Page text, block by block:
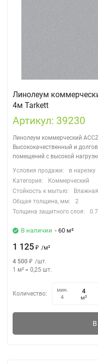
Линолеум
4м Tarkett
Артикул: 39230
Линолеум коммерческий
Высококачественный и
помещений с высокой
Условия продажи:
в нарезку
Категория:
Коммерческий
Стойкость к мытью:
Общая толщина, мм:
2
Толщина защитного слоя:
В наличии - 60 м²
1 125 ₽ /м²
4 500 ₽ /шт.
1 м² = 0,25 шт.
Количество:
мин.
4
м²